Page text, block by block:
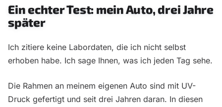
Ein echter Test: mein Auto, drei Jahre
später
Ich zitiere keine Labordaten, die ich nicht selbst
erhoben habe. Ich sage Ihnen, was ich jeden Tag sehe.
Die Rahmen an meinem eigenen Auto sind mit UV-
Druck gefertigt und seit drei Jahren daran. In diesen